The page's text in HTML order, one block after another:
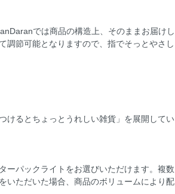
では商品の構造上、そのままお届けし
調節可能となりますので、指でそっとやさし
けるとちょっとうれしい雑貨」を展開してい
ーパックライトをお選びいただけます。複数
いただいた場合、商品のボリュームにより配